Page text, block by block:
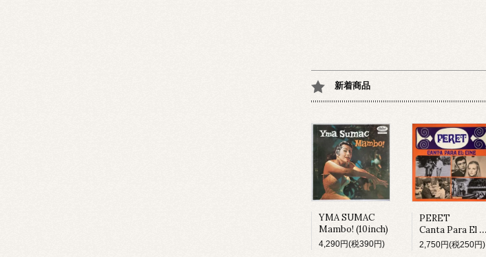
新着商品
YMA SUMAC
Mambo! (10inch)
4,290円(税390円)
PERET
Canta Para El Cine (LP)
2,750円(税250円)